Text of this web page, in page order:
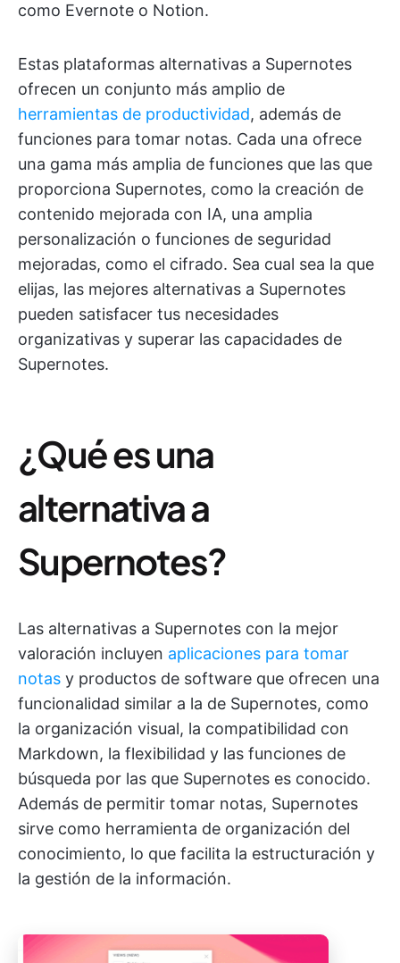
como Evernote o Notion.
Estas plataformas alternativas a Supernotes
ofrecen un conjunto más amplio de
herramientas de productividad, además de
funciones para tomar notas. Cada una ofrece
una gama más amplia de funciones que las que
proporciona Supernotes, como la creación de
contenido mejorada con IA, una amplia
personalización o funciones de seguridad
mejoradas, como el cifrado. Sea cual sea la que
elijas, las mejores alternativas a Supernotes
pueden satisfacer tus necesidades
organizativas y superar las capacidades de
Supernotes.
¿Qué es una
alternativa a
Supernotes?
Las alternativas a Supernotes con la mejor
valoración incluyen aplicaciones para tomar
notas y productos de software que ofrecen una
funcionalidad similar a la de Supernotes, como
la organización visual, la compatibilidad con
Markdown, la flexibilidad y las funciones de
búsqueda por las que Supernotes es conocido.
Además de permitir tomar notas, Supernotes
sirve como herramienta de organización del
conocimiento, lo que facilita la estructuración y
la gestión de la información.